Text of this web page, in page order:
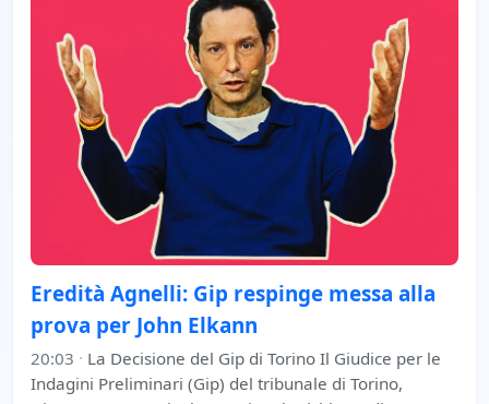
Eredità Agnelli: Gip respinge messa alla
prova per John Elkann
20:03 · La Decisione del Gip di Torino Il Giudice per le
Indagini Preliminari (Gip) del tribunale di Torino,